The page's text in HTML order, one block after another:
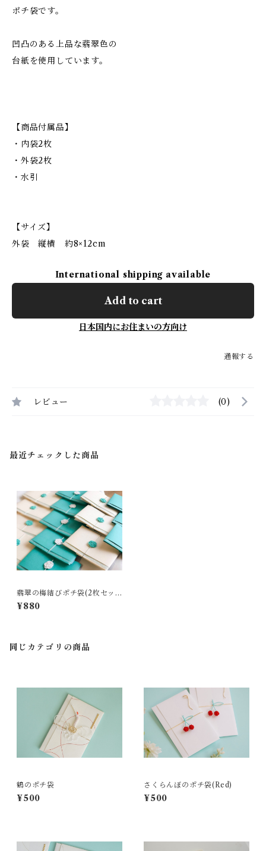
ポチ袋です。
凹凸のある上品な翡翠色の
台紙を使用しています。
【商品付属品】
・内袋2枚
・外袋2枚
・水引
【サイズ】
外袋 縦横 約8×12cm
International shipping available
Add to cart
日本国内にお住まいの方向け
通報する
レビュー (0)
最近チェックした商品
翡翠の梅結びポチ袋(2枚セッ
ト)
¥880
同じカテゴリの商品
鶴のポチ袋
¥500
さくらんぼのポチ袋(Red)
¥500